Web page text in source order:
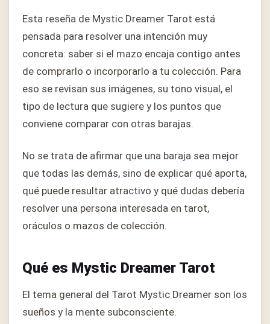
Esta reseña de Mystic Dreamer Tarot está
pensada para resolver una intención muy
concreta: saber si el mazo encaja contigo antes
de comprarlo o incorporarlo a tu colección. Para
eso se revisan sus imágenes, su tono visual, el
tipo de lectura que sugiere y los puntos que
conviene comparar con otras barajas.
No se trata de afirmar que una baraja sea mejor
que todas las demás, sino de explicar qué aporta,
qué puede resultar atractivo y qué dudas debería
resolver una persona interesada en tarot,
oráculos o mazos de colección.
Qué es Mystic Dreamer Tarot
El tema general del Tarot Mystic Dreamer son los
sueños y la mente subconsciente.